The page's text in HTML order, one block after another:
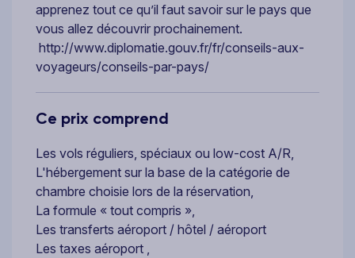
apprenez tout ce qu’il faut savoir sur le pays que
vous allez découvrir prochainement.
http://www.diplomatie.gouv.fr/fr/conseils-aux-
voyageurs/conseils-par-pays/
Ce prix comprend
Les vols réguliers, spéciaux ou low-cost A/R,
L'hébergement sur la base de la catégorie de
chambre choisie lors de la réservation,
La formule « tout compris »,
Les transferts aéroport / hôtel / aéroport
Les taxes aéroport ,